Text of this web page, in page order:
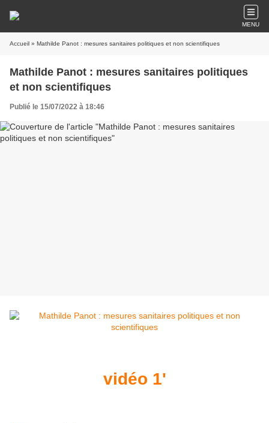
MENU
Accueil » Mathilde Panot : mesures sanitaires politiques et non scientifiques
Mathilde Panot : mesures sanitaires politiques
et non scientifiques
Publié le 15/07/2022 à 18:46
vidéo 1'